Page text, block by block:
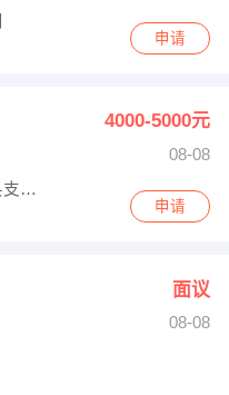
申请
4000-5000元
08-08
中国人民财产保险公司辉县支公司
申请
面议
08-08